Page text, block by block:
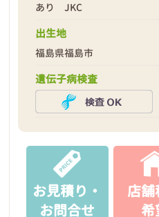
あり JKC
出生地
福島県福島市
遺伝子病検査
お見積り・
お問合せ
店
希